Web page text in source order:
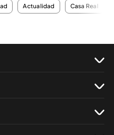
Actualidad Casa Real